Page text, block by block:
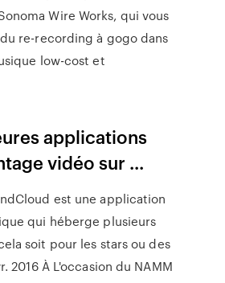
Wire Works, qui vous
re-recording à gogo dans
low-cost et
applications
vidéo sur ...
est une application
qui héberge plusieurs
soit pour les stars ou des
2016 À L'occasion du NAMM